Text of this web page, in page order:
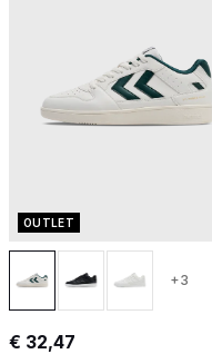
OUTLET
+3
€ 32,47